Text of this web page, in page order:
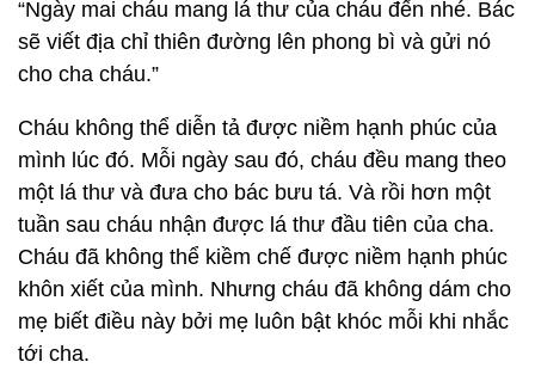
“Ngày mai cháu mang lá thư của cháu đến nhé. Bác
sẽ viết địa chỉ thiên đường lên phong bì và gửi nó
cho cha cháu.”
Cháu không thể diễn tả được niềm hạnh phúc của
mình lúc đó. Mỗi ngày sau đó, cháu đều mang theo
một lá thư và đưa cho bác bưu tá. Và rồi hơn một
tuần sau cháu nhận được lá thư đầu tiên của cha.
Cháu đã không thể kiềm chế được niềm hạnh phúc
khôn xiết của mình. Nhưng cháu đã không dám cho
mẹ biết điều này bởi mẹ luôn bật khóc mỗi khi nhắc
tới cha.